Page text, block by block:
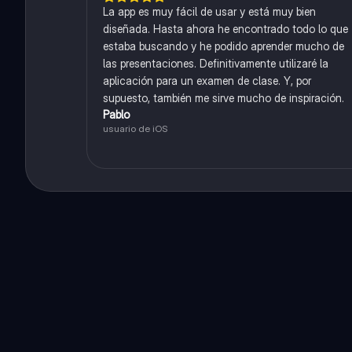
La app es muy fácil de usar y está muy bien
diseñada. Hasta ahora he encontrado todo lo que
estaba buscando y he podido aprender mucho de
las presentaciones. Definitivamente utilizaré la
aplicación para un examen de clase. Y, por
supuesto, también me sirve mucho de inspiración.
Pablo
usuario de iOS